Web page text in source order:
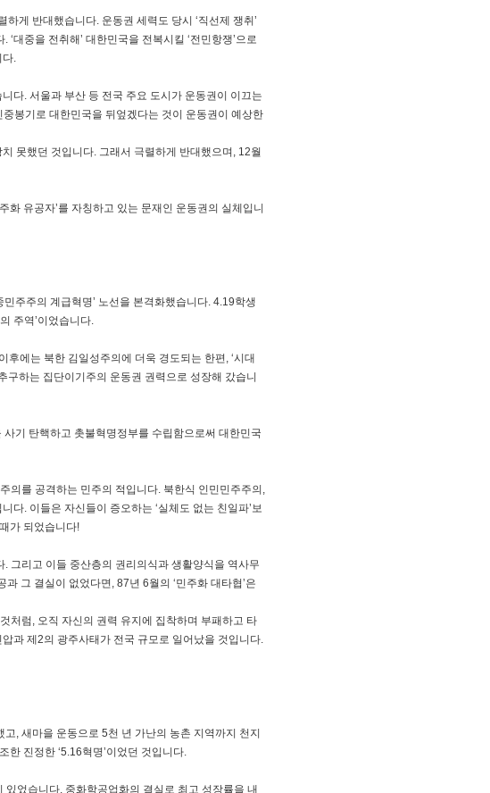
게 반대했습니다. 운동권 세력도 당시 ‘직선제 쟁취’
대중을 전취해’ 대한민국을 전복시킬 ‘전민항쟁’으로
다.
다. 서울과 부산 등 전국 주요 도시가 운동권이 이끄는
봉기로 대한민국을 뒤엎겠다는 것이 운동권이 예상한
못했던 것입니다. 그래서 극렬하게 반대했으며, 12월
유공자’를 자칭하고 있는 문재인 운동권의 실체입니
주주의 계급혁명’ 노선을 본격화했습니다. 4.19학생
주역’이었습니다.
에는 북한 김일성주의에 더욱 경도되는 한편, ‘시대
구하는 집단이기주의 운동권 권력으로 성장해 갔습니
기 탄핵하고 촛불혁명정부를 수립함으로써 대한민국
의를 공격하는 민주의 적입니다. 북한식 인민민주주의,
다. 이들은 자신들이 증오하는 ‘실체도 없는 친일파’보
가 되었습니다!
그리고 이들 중산층의 권리의식과 생활양식을 역사무
그 결실이 없었다면, 87년 6월의 ‘민주화 대타협’은
처럼, 오직 자신의 권력 유지에 집착하며 부패하고 타
과 제2의 광주사태가 전국 규모로 일어났을 것입니다.
, 새마을 운동으로 5천 년 가난의 농촌 지역까지 천지
한 진정한 ‘5.16혁명’이었던 것입니다.
었습니다. 중화학공업화의 결실로 최고 성장률을 내